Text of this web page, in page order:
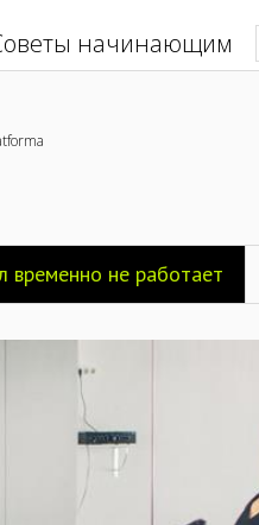
начинающим
временно не работает